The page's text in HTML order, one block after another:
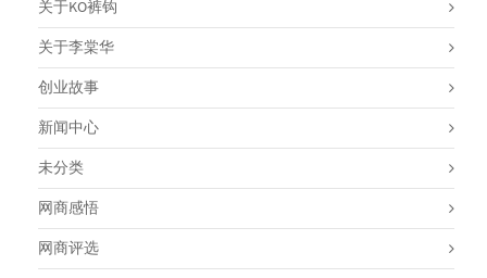
关于KO裤钩
关于李棠华
创业故事
新闻中心
未分类
网商感悟
网商评选